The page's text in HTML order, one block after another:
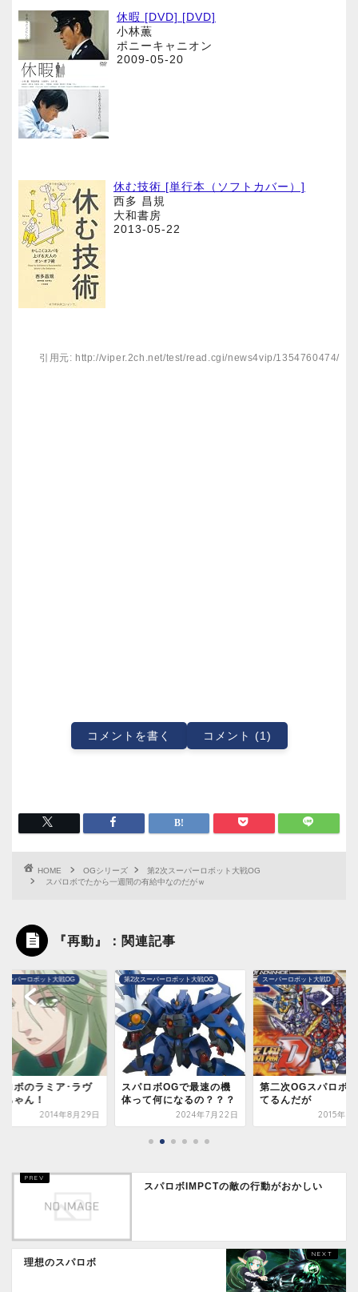
休暇 [DVD] [DVD]
小林薫
ポニーキャニオン
2009-05-20
休む技術 [単行本（ソフトカバー）]
西多 昌規
大和書房
2013-05-22
引用元: http://viper.2ch.net/test/read.cgi/news4vip/1354760474/
コメントを書く コメント (1)
HOME OGシリーズ
第2次スーパーロボット大戦OG
スパロボでたから一週間の有給中なのだがｗ
『再動』：関連記事
スーパーロボット大戦OG
ロボOGで最速の機
て何になるの？？？
2024年7月22日
スーパーロボット大戦D
第二次OGスパロボやっ
てるんだが
2015年1月21日
悲報
【悲報】第2次スー
ロボット大戦OG、5
2017年8
スパロボIMPCTの敵の行動がおかしい
理想のスパロボ